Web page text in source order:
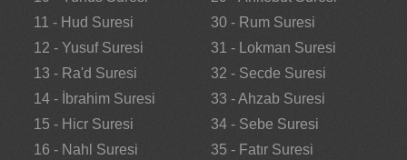
11 - Hud Suresi
12 - Yusuf Suresi
13 - Ra'd Suresi
14 - İbrahim Suresi
15 - Hicr Suresi
16 - Nahl Suresi
30 - Rum Suresi
31 - Lokman Suresi
32 - Secde Suresi
33 - Ahzab Suresi
34 - Sebe Suresi
35 - Fatır Suresi